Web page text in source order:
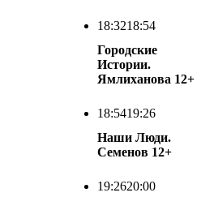
18:3218:54
Городские
Истории.
Ямлиханова 12+
18:5419:26
Наши Люди.
Семенов 12+
19:2620:00